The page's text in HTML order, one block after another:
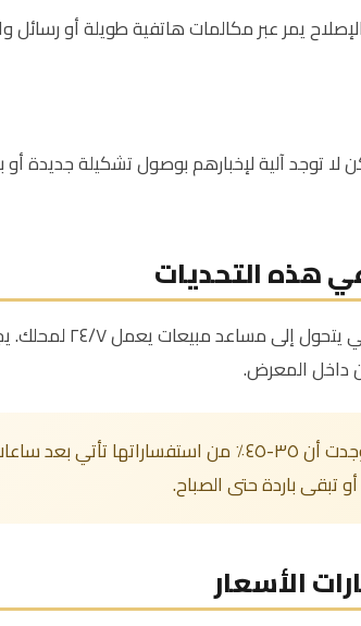
يمر عبر مكالمات هاتفية طويلة أو
لا توجد آلية لإخبارهم بوصول تشكيلة جديدة
هذه التحديات
شات بوت واتساب مدعوم بالذكاء
داخل المعرض.
محلات مجوهرات خليجية وجدت أن ٣٥-٤٥٪ من استفساراتها
تبقى باردة حتى الصباح.
الأسعار